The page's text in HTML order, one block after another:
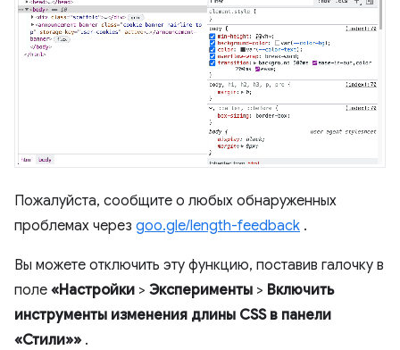
Пожалуйста, сообщите о любых обнаруженных
проблемах через goo.gle/length-feedback .
Вы можете отключить эту функцию, поставив галочку в
поле «Настройки > Эксперименты > Включить
инструменты изменения длины CSS в панели
«Стили»» .